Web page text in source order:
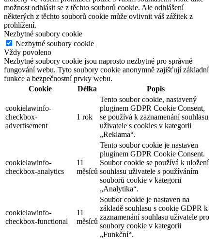
možnost odhlásit se z těchto souborů cookie. Ale odhlášení
některých z těchto souborů cookie může ovlivnit váš zážitek z
prohlížení.
Nezbytné soubory cookie
Nezbytné soubory cookie
Vždy povoleno
Nezbytné soubory cookie jsou naprosto nezbytné pro správné
fungování webu. Tyto soubory cookie anonymně zajišťují základní
funkce a bezpečnostní prvky webu.
Cookie
Délka Popis
cookielawinfo-
checkbox-
advertisement
1 rok
Tento soubor cookie, nastavený
pluginem GDPR Cookie Consent,
se používá k zaznamenání souhlasu
uživatele s cookies v kategorii
„Reklama“.
cookielawinfo-
checkbox-analytics
11
měsíců
Tento soubor cookie je nastaven
pluginem GDPR Cookie Consent.
Soubor cookie se používá k uložení
souhlasu uživatele s používáním
souborů cookie v kategorii
„Analytika“.
cookielawinfo-
checkbox-functional
11
měsíců
Soubor cookie je nastaven na
základě souhlasu s cookie GDPR k
zaznamenání souhlasu uživatele pro
soubory cookie v kategorii
„Funkční“.